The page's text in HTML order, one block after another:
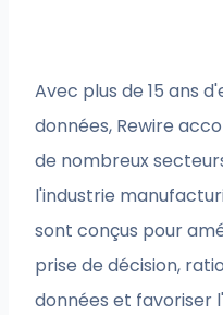
Avec plus de 15 ans
données, Rewire
de nombreux
l'industrie
sont conçus pour
prise de décision,
données et favoriser